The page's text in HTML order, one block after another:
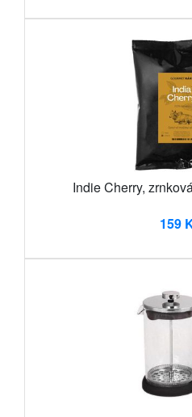
Indie Cherry,
159